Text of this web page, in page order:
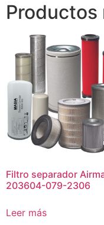
Productos
Filtro separador
203604-079-2306
Leer más